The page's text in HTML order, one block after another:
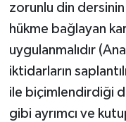
zorunlu din dersinin
hükme bağlayan
uygulanmalıdır
iktidarların
ile biçimlendirdiği
gibi ayrımcı ve